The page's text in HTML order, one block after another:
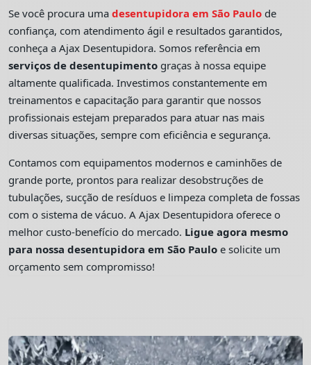
Se você procura umadesentupidora em São Paulo de
confiança, com atendimento ágil e resultados garantidos,
conheça a Ajax Desentupidora. Somos referência em
serviços de desentupimento graças à nossa equipe
altamente qualificada. Investimos constantemente em
treinamentos e capacitação para garantir que nossos
profissionais estejam preparados para atuar nas mais
diversas situações, sempre com eficiência e segurança.
Contamos com equipamentos modernos e caminhões de
grande porte, prontos para realizar desobstruções de
tubulações, sucção de resíduos e limpeza completa de fossas
com o sistema de vácuo. A Ajax Desentupidora oferece o
melhor custo-benefício do mercado. Ligue agora mesmo
para nossa desentupidora em São Paulo e solicite um
orçamento sem compromisso!